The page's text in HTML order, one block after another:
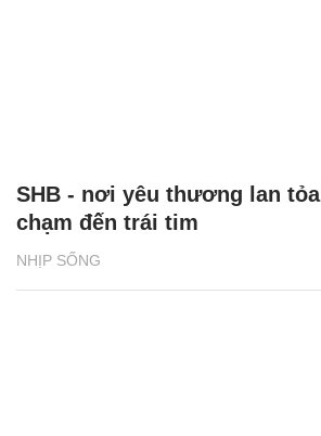
NHỊP SỐNG
SHB - nơi yêu thương lan
chạm đến trái tim